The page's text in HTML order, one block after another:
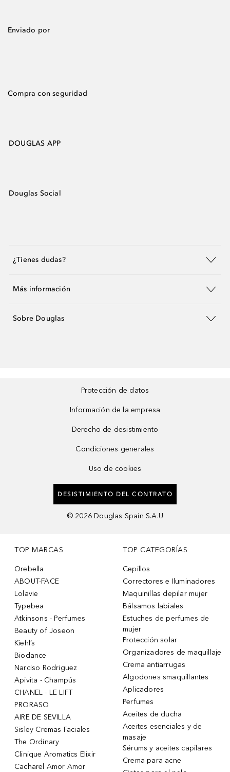
Enviado por
Compra con seguridad
DOUGLAS APP
Douglas Social
¿Tienes dudas?
Más información
Sobre Douglas
Protección de datos
Información de la empresa
Derecho de desistimiento
Condiciones generales
Uso de cookies
DESISTIMIENTO DEL CONTRATO
© 2026 Douglas Spain S.A.U
TOP MARCAS
Orebella
ABOUT-FACE
Lolavie
Typebea
Atkinsons - Perfumes
Beauty of Joseon
Kiehl’s
Biodance
Narciso Rodriguez
Apivita - Champús
CHANEL - LE LIFT
PRORASO
AIRE DE SEVILLA
Sisley Cremas Faciales
The Ordinary
Clinique Aromatics Elixir
Cacharel Amor Amor
TOP CATEGORÍAS
Cepillos
Correctores e Iluminadores
Maquinillas depilar mujer
Bálsamos labiales
Estuches de perfumes de
mujer
Protección solar
Organizadores de maquillaje
Crema antiarrugas
Algodones smaquillantes
Aplicadores
Perfumes
Aceites de ducha
Aceites esenciales y de
masaje
Sérums y aceites capilares
Crema para acne